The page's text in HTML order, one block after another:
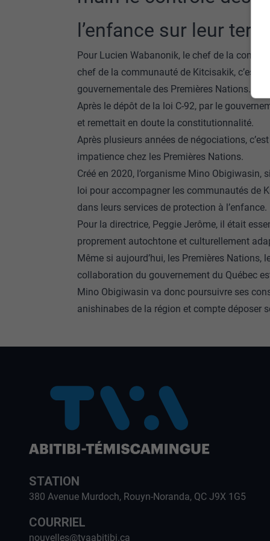
l’enfance sur leur
Pour Lucien Wabanonik, le chef de la
chef de la communauté de Kitcisakik, c’est
gouvernementale des Premières Nations.
Après le dépôt de la loi C-92, par le
et remettait en doute la constitutionnalité.
Après plusieurs années de négociations,
impatience chez les Premières Nations.
Créé en 2020, l’organisme Mino Obigiwasin,
loi pour accompagner les communautés de
dans leurs services de protection à l’enfance.
Pour la directrice, Peggie Jerôme, il était
proprement autochtone et culturellement
Même si aujourd’hui, les Premières Nations,
collaboration du gouvernement du Québec
Mino Obigiwasin va donc poursuivre ses
anishinabes de la région et compte déposer
STATION
380 Avenue Murdoch, Rouyn-Noranda, QC J9X 1G5
COURRIEL
nouvelles@tvaabitibi.ca